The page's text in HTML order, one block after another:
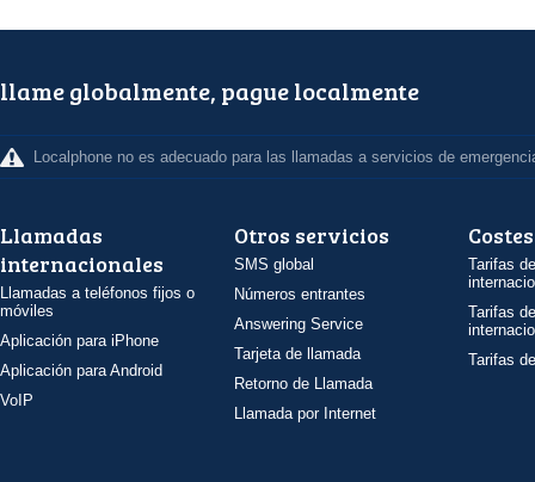
llame globalmente, pague localmente
Localphone no es adecuado para las llamadas a servicios de
Llamadas
internacionales
Llamadas a teléfonos fijos o
móviles
Aplicación para iPhone
Aplicación para Android
VoIP
Otros servicios
SMS global
Números entrantes
Answering Service
Tarjeta de llamada
Retorno de Llamada
Llamada por Internet
Costes
Tarifas
Tarifas
Tarifas